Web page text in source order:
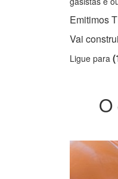
Emitimos
Vai
Ligue para